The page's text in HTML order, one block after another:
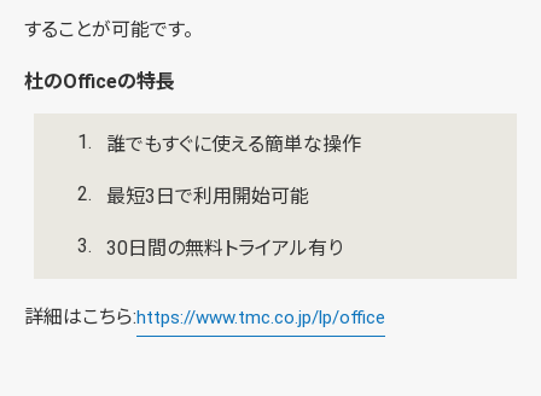
することが可能です。
杜のOfficeの特長
誰でもすぐに使える簡単な操作
最短3日で利用開始可能
30日間の無料トライアル有り
詳細はこちら:https://www.tmc.co.jp/lp/office